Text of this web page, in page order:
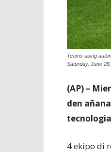
Teams using
Saturday, June
(AP) –
den
4 ekipo di